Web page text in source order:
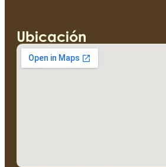
Ubicación